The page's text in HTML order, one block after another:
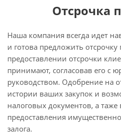
Отсрочка
Наша компания всегда идет
и готова предложить
предоставлении отсрочки
принимают, согласовав его с
руководством. Одобрение на
истории ваших закупок и
налоговых документов, а
предоставления
залога.